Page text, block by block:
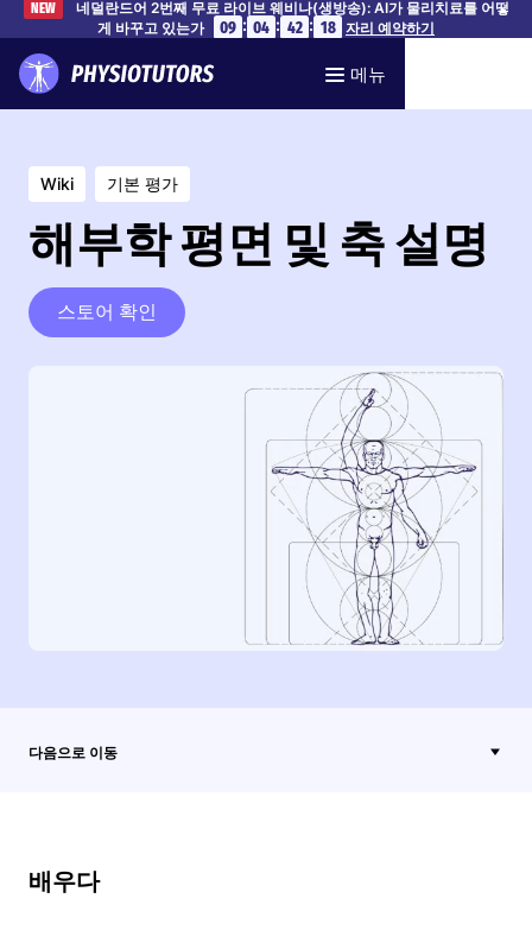
NEW
네덜란드어 2번째 무료 라이브 웨비나(생방송): AI가 물리치료를 어떻
게 바꾸고 있는가
09 : 04 : 42 : 17 자리 예약하기
메뉴
Wiki 기본 평가
해부학 평면 및 축 설명
스토어 확인
다음으로 이동
배우다